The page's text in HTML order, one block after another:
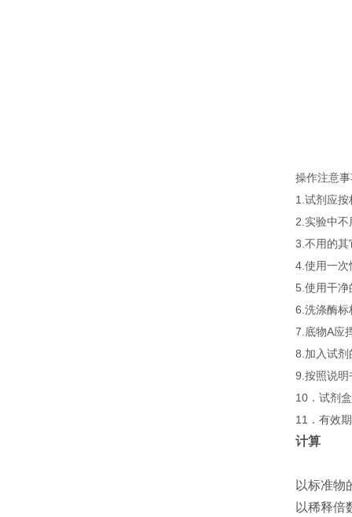
操作注意
1.试剂应
2.实验中
3.不用的其
4.使用一次
5.使用干净
6.洗涤酶标
7.底物A应
8.加入试剂
9.按照说明
10．试剂
11．有效
计算
以标准物
以稀释倍